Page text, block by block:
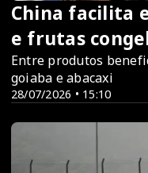
28/07/2026 • 15:10
China facilita
e frutas
Entre produtos
goiaba e abacaxi